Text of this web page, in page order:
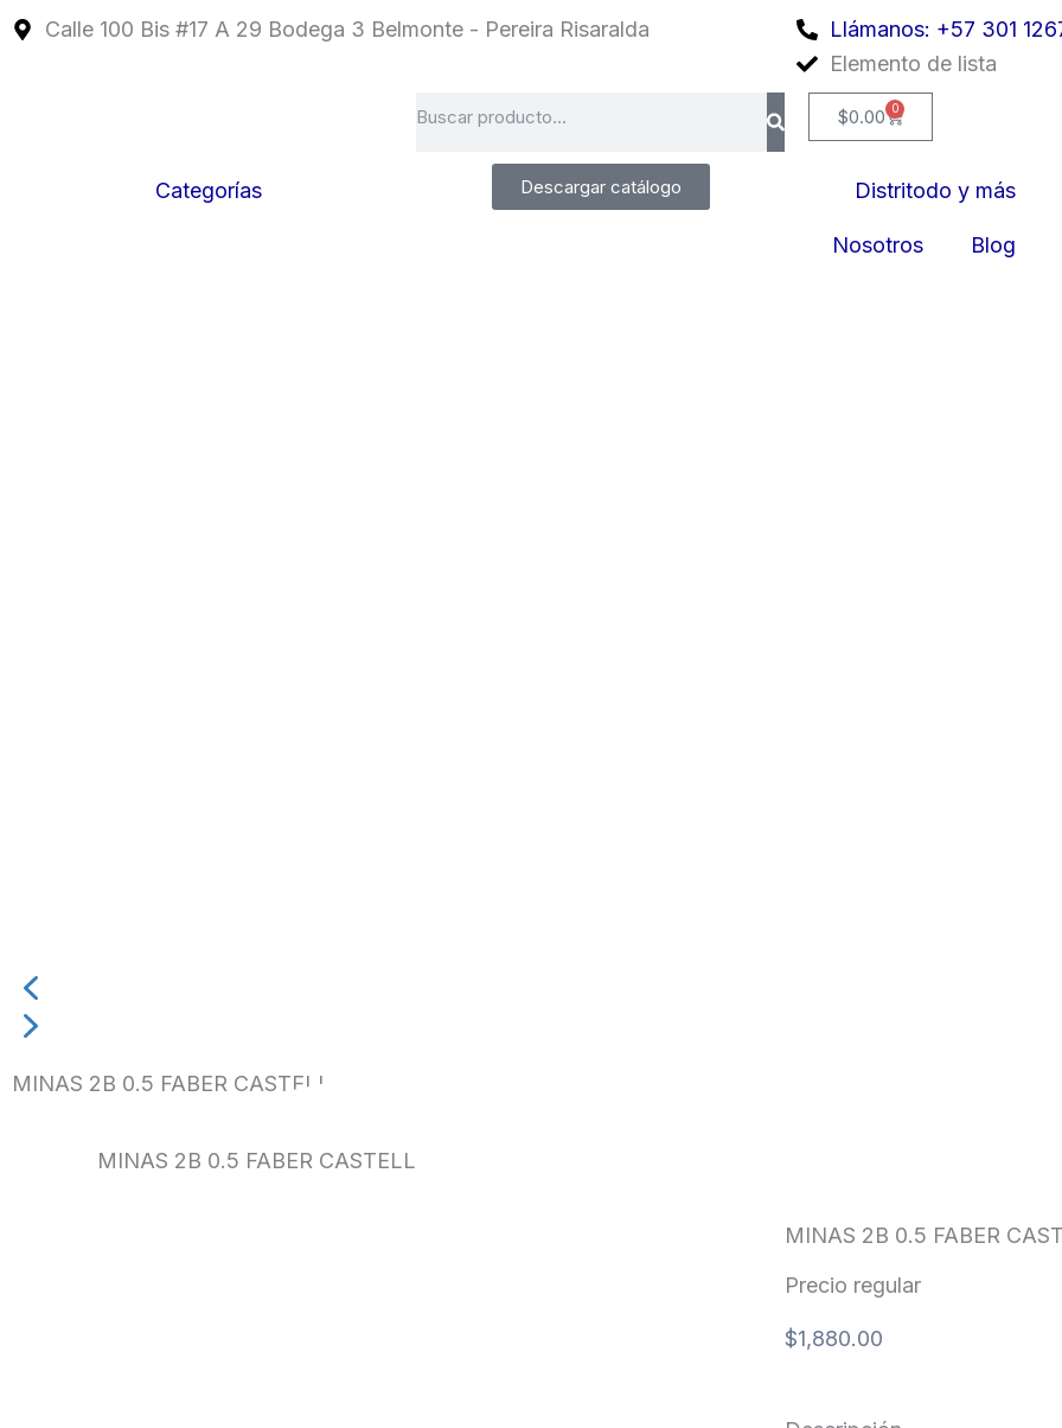
Calle 100 Bis #17 A 29 Bodega 3 Belmonte - Pereira Risaralda
Llámanos: +57 301
Elemento de lista
$0.00 0
Cart
Categorías Descargar catálogo Distritodo y más
Nosotros Blog
MINAS 2B 0.5 FABER CASTELL
MINAS 2B 0.5 FABER CASTELL
MINAS 2B 0.5 FABER
Precio regular
$1,880.00